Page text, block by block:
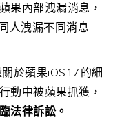
果內部洩漏消息，
人洩漏不同消息
於蘋果iOS17的細
動中被蘋果抓獲，
法律訴訟。